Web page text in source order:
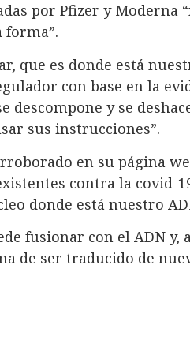
por Pfizer y Moderna
que es donde está
con base en la
descompone y se
sus instrucciones”.
en su página
contra la covid-
donde está nuestro
fusionar con el ADN y,
de ser traducido de